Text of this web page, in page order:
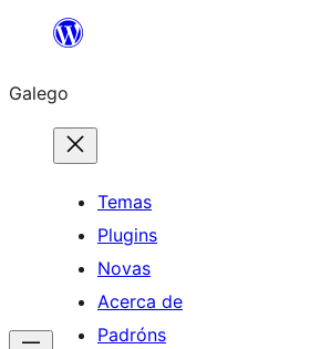
Saltar
contido
Galego
Temas
Plugins
Novas
Acerca de
Padróns